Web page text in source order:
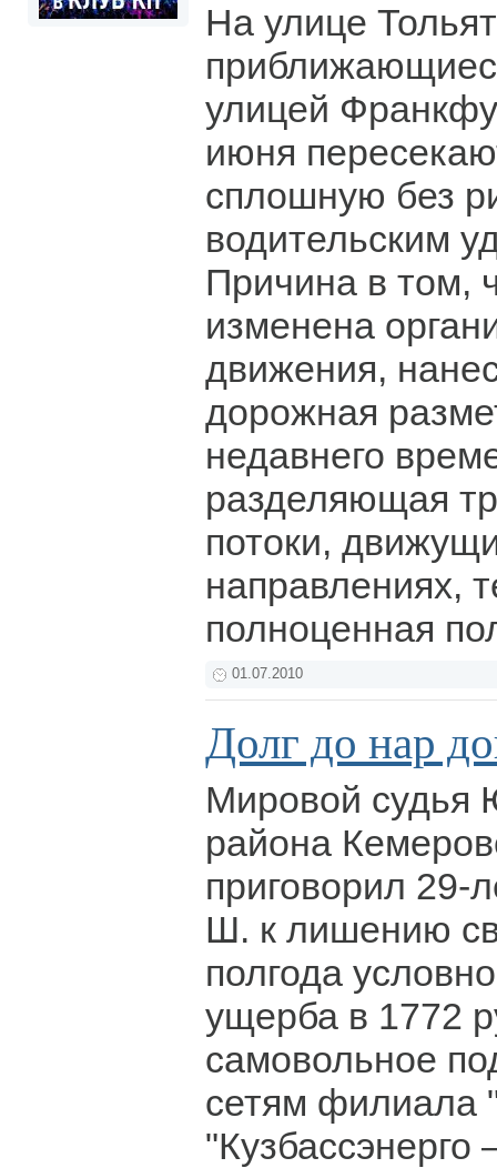
На улице
улицей
июня
сплошную без
водительским
Причина в том,
изменена
движения,
дорожная
недавнего
разделяющая
потоки,
направлениях,
полноценная
01.07.2010
Долг до нар
Мировой судья
района
приговорил
Ш. к лишению
полгода
ущерба в 1772
самовольное
сетям